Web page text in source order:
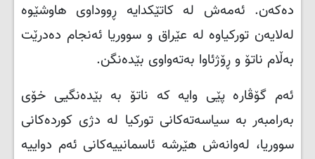
دەکەن. ئەمەش لە کاتێکدایە ڕووداوی هاوشێوە
لەلایەن تورکیاوە لە عێراق و سووریا ئەنجام دەدرێت
بەڵام ناتۆ و ڕۆژئاوا بەتەواوی بێدەنگن.
ئەم گۆڤارە پێی وایە کە ناتۆ بە بێدەنگیی خۆی
بەرامبەر بە سیاسەتەکانی تورکیا لە دژی کوردەکانی
سووریا، لەوانەش هێرشە ئاسمانییەکانی ئەم دواییە